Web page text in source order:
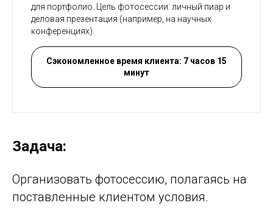
для портфолио. Цель фотосессии: личный пиар и
деловая презентация (например, на научных
конференциях).
Сэкономленное время клиента: 7 часов 15
минут
Задача:
Организовать фотосессию, полагаясь на
поставленные клиентом условия.